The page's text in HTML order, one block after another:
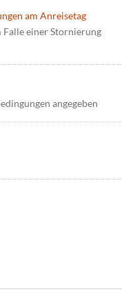
am Anreisetag
einer Stornierung
angegeben